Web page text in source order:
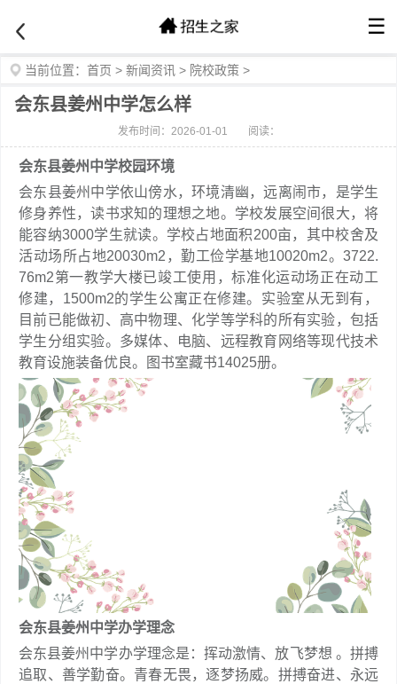
☰
当前位置： 首页 > 新闻资讯 > 院校政策 >
会东县姜州中学怎么样
发布时间：2026-01-01 阅读：
会东县姜州中学校园环境
会东县姜州中学依山傍水，环境清幽，远离闹市，是学生
修身养性，读书求知的理想之地。学校发展空间很大，将
能容纳3000学生就读。学校占地面积200亩，其中校舍及
活动场所占地20030m2，勤工俭学基地10020m2。3722.
76m2第一教学大楼已竣工使用，标准化运动场正在动工
修建，1500m2的学生公寓正在修建。实验室从无到有，
目前已能做初、高中物理、化学等学科的所有实验，包括
学生分组实验。多媒体、电脑、远程教育网络等现代技术
教育设施装备优良。图书室藏书14025册。
会东县姜州中学办学理念
会东县姜州中学办学理念是：挥动激情、放飞梦想 。拼搏
追取、善学勤奋。青春无畏，逐梦扬威。拼搏奋进、永远